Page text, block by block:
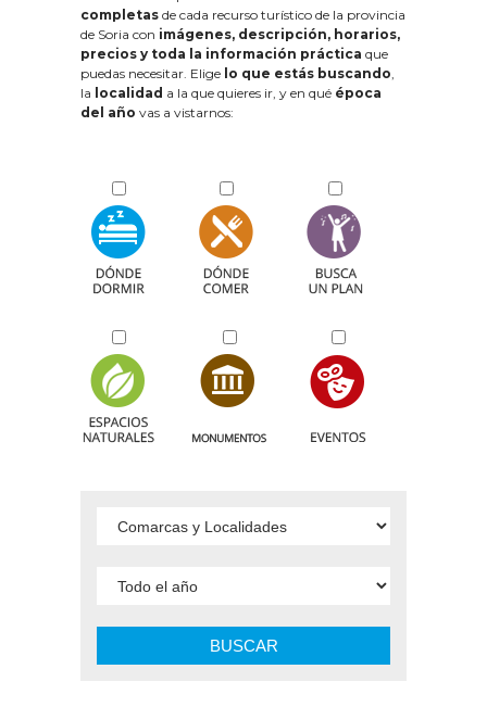
completas de cada recurso turístico de la provincia
de Soria con imágenes, descripción, horarios,
precios y toda la información práctica que
puedas necesitar. Elige lo que estás buscando,
la localidad a la que quieres ir, y en qué época
del año vas a vistarnos:
BUSCAR